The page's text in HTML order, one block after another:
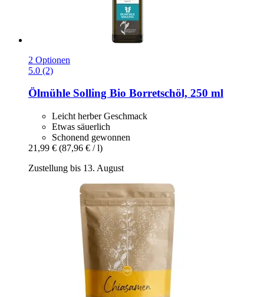
2 Optionen
5.0 (2)
Ölmühle Solling Bio Borretschöl, 250 ml
Leicht herber Geschmack
Etwas säuerlich
Schonend gewonnen
21,99 € (87,96 € / l)
Zustellung bis 13. August